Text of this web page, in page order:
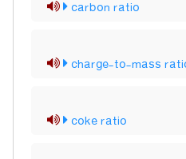
carbon ratio
charge-to-mass
coke ratio